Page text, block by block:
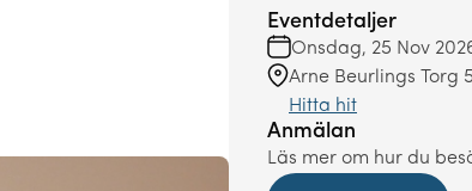
Eventdetaljer
Onsdag, 25 Nov
Arne Beurlings Torg
Hitta hit
Anmälan
Läs mer om hur du